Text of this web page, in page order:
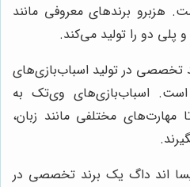
هزبرو برندهای معروفی مانند
و پلی دو را تولید می‌کند.
در تولید اسباب‌بازی‌های
است. اسباب‌بازی‌های وی‌تک به
مهارت‌های مختلفی مانند زبان،
اند داگ یک برند تخصصی در